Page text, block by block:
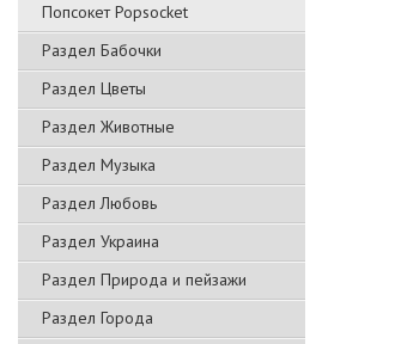
Попсокет Popsocket
Раздел Бабочки
Раздел Цветы
Раздел Животные
Раздел Музыка
Раздел Любовь
Раздел Украина
Раздел Природа и пейзажи
Раздел Города